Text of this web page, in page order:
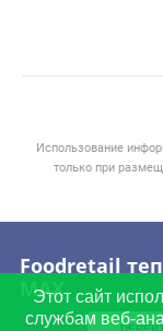
Foodretail
MAX
Использование
только при
Этот сайт
службам веб-